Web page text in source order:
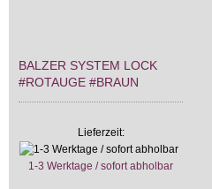
BALZER SYSTEM LOCK
#ROTAUGE #BRAUN
Lieferzeit:
1-3 Werktage / sofort abholbar